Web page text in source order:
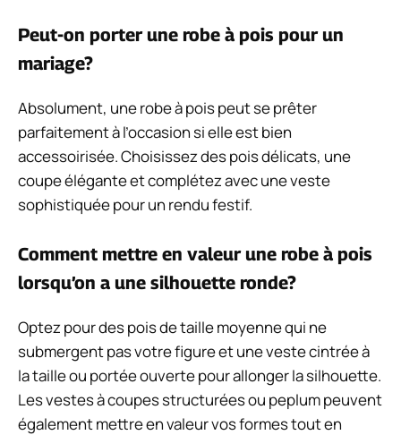
Peut-on porter une robe à pois pour un
mariage?
Absolument, une robe à pois peut se prêter
parfaitement à l’occasion si elle est bien
accessoirisée. Choisissez des pois délicats, une
coupe élégante et complétez avec une veste
sophistiquée pour un rendu festif.
Comment mettre en valeur une robe à pois
lorsqu’on a une silhouette ronde?
Optez pour des pois de taille moyenne qui ne
submergent pas votre figure et une veste cintrée à
la taille ou portée ouverte pour allonger la silhouette.
Les vestes à coupes structurées ou peplum peuvent
également mettre en valeur vos formes tout en